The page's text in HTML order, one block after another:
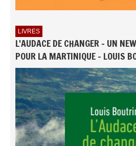
LIVRES
L'AUDACE DE CHANGER - UN
POUR LA MARTINIQUE - LOUIS